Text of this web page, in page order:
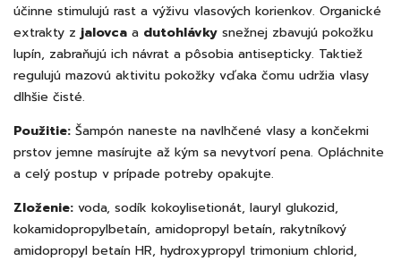
účinne stimulujú rast a výživu vlasových korienkov. Organické
extrakty zjalovca a dutohlávky snežnej zbavujú pokožku
lupín, zabraňujú ich návrat a pôsobia antisepticky. Taktiež
regulujú mazovú aktivitu pokožky vďaka čomu udržia vlasy
dlhšie čisté.
Použitie: Šampón naneste na navlhčené vlasy a končekmi
prstov jemne masírujte až kým sa nevytvorí pena. Opláchnite
a celý postup v prípade potreby opakujte.
Zloženie: voda, sodík kokoylisetionát, lauryl glukozid,
kokamidopropylbetaín, amidopropyl betaín, rakytníkový
amidopropyl betaín HR, hydroxypropyl trimonium chlorid,